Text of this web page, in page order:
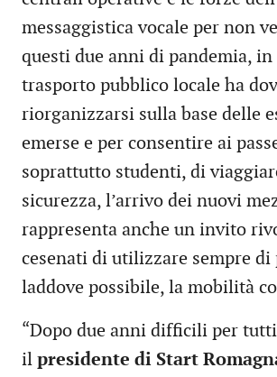
messaggistica vocale per non
questi due anni di pandemia,
trasporto pubblico locale ha
riorganizzarsi sulla base delle
emerse e per consentire ai
soprattutto studenti, di
sicurezza, l’arrivo dei nuovi
rappresenta anche un invito
cesenati di utilizzare sempre di
laddove possibile, la mobilità
“Dopo due anni difficili per
il presidente di Start